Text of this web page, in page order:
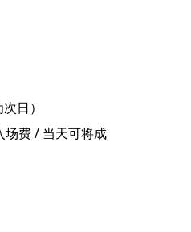
日）
场费 / 当天可将成